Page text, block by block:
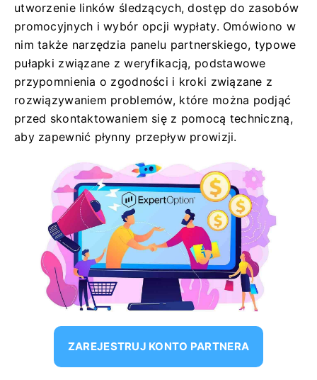
utworzenie linków śledzących, dostęp do zasobów
promocyjnych i wybór opcji wypłaty. Omówiono w
nim także narzędzia panelu partnerskiego, typowe
pułapki związane z weryfikacją, podstawowe
przypomnienia o zgodności i kroki związane z
rozwiązywaniem problemów, które można podjąć
przed skontaktowaniem się z pomocą techniczną,
aby zapewnić płynny przepływ prowizji.
ZAREJESTRUJ KONTO PARTNERA